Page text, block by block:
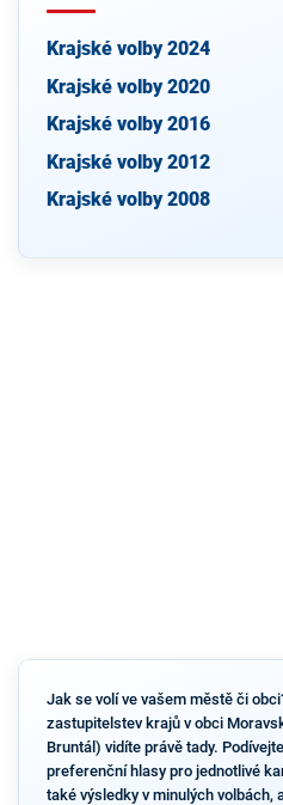
Krajské volby 2024
Krajské volby 2020
Krajské volby 2016
Krajské volby 2012
Krajské volby 2008
Jak se volí ve vašem městě či
zastupitelstev krajů v obci
Bruntál) vidíte právě tady.
preferenční hlasy pro jednotlivé
také výsledky v minulých volbách,